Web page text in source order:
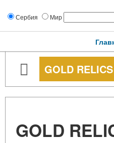
Сербия Мир
GOLD
GOLD